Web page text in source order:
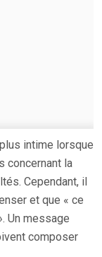
intime lorsque
concernant la
Cependant, il
et que « ce
Un message
composer